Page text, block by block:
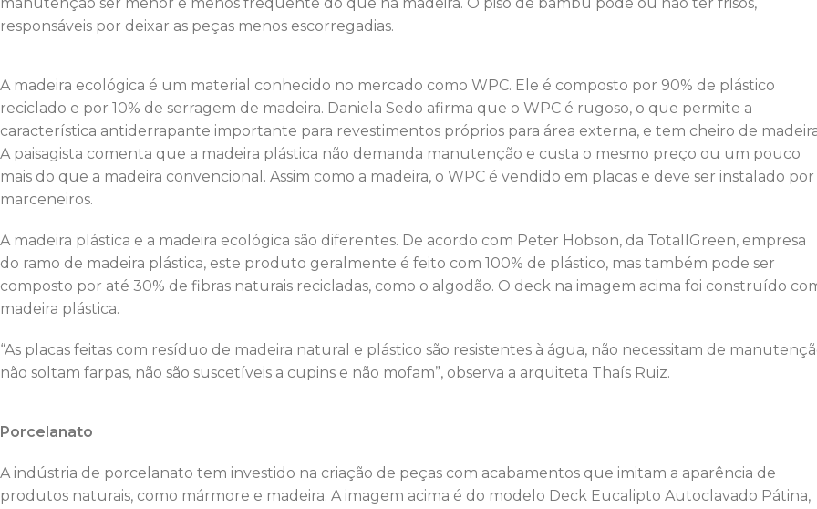
responsáveis por deixar as peças menos escorregadias.
A madeira ecológica é um material conhecido no mercado como WPC. Ele é composto por 90% de plástico
reciclado e por 10% de serragem de madeira. Daniela Sedo afirma que o WPC é rugoso, o que permite a
característica antiderrapante importante para revestimentos próprios para área externa, e tem cheiro de
A paisagista comenta que a madeira plástica não demanda manutenção e custa o mesmo preço ou um pouco
mais do que a madeira convencional. Assim como a madeira, o WPC é vendido em placas e deve ser instalado por
marceneiros.
A madeira plástica e a madeira ecológica são diferentes. De acordo com Peter Hobson, da TotallGreen, empresa
do ramo de madeira plástica, este produto geralmente é feito com 100% de plástico, mas também pode ser
composto por até 30% de fibras naturais recicladas, como o algodão. O deck na imagem acima foi construído
madeira plástica.
“As placas feitas com resíduo de madeira natural e plástico são resistentes à água, não necessitam de
não soltam farpas, não são suscetíveis a cupins e não mofam”, observa a arquiteta Thaís Ruiz.
Porcelanato
A indústria de porcelanato tem investido na criação de peças com acabamentos que imitam a aparência de
produtos naturais, como mármore e madeira. A imagem acima é do modelo Deck Eucalipto Autoclavado Pátina,